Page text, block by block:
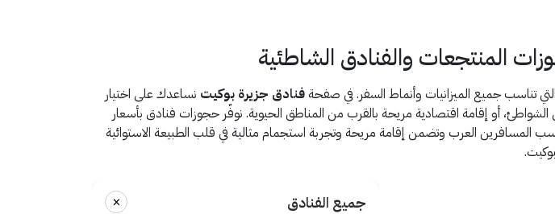
المنتجعات والفنادق الشاطئية
التي تناسب جميع الميزانيات وأنماط السفر. في صفحة فنادق جزيرة بوكيت نساعدك على اختيار
أو إقامة اقتصادية مريحة بالقرب من المناطق الحيوية. نوفّر حجوزات فنادق بأسعار
المسافرين العرب وتضمن إقامة مريحة وتجربة استجمام مثالية في قلب الطبيعة الاستوائية
جميع الفنادق ×